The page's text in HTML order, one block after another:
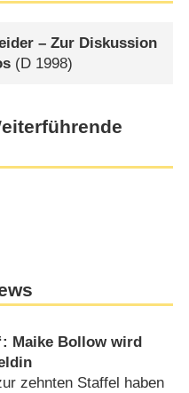
– Zur Diskussion
(D 1998)
Maike Bollow wird
zehnten Staffel haben